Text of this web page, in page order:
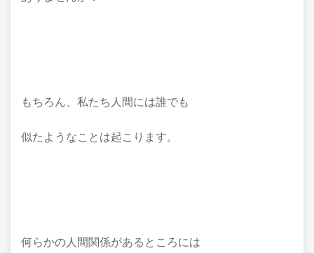
もちろん、私たち人間には誰でも
似たようなことは起こります。
何らかの人間関係があるところには